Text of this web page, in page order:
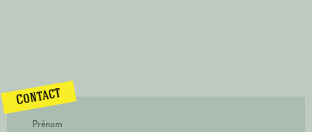
Contact